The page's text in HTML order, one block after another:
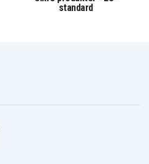
ADP-45FE B, ADP-45FEB,
DA40, HSTNN-LA15,
PA-1450-32HP, PA-1450-
standard